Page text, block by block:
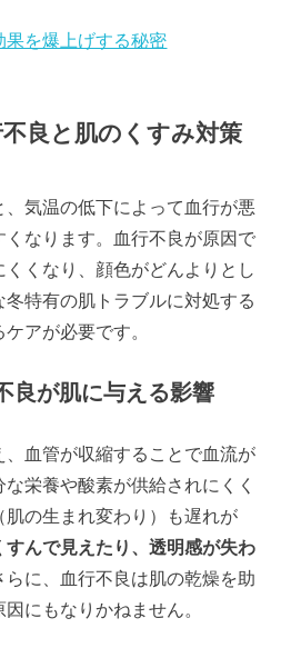
果を爆上げする秘密
良と肌のくすみ対策
気温の低下によって血行が悪
くなります。血行不良が原因で
くなり、顔色がどんよりとし
特有の肌トラブルに対処する
アが必要です。
良が肌に与える影響
血管が収縮することで血流が
栄養や酸素が供給されにくく
の生まれ変わり）も遅れが
すんで見えたり、透明感が失わ
らに、血行不良は肌の乾燥を助
にもなりかねません。